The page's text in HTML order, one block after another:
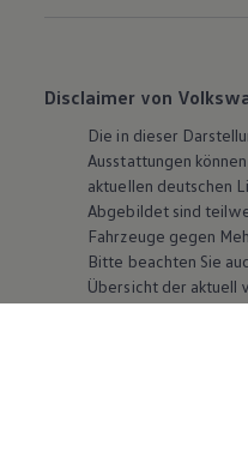
Disclaimer von
Die in dieser
Ausstattungen
aktuellen deutschen
Abgebildet sind
Fahrzeuge gegen
Bitte beachten Sie
Übersicht der aktuell